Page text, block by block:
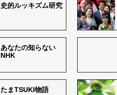
史的ルッキズム研究
あなたの知らない
NHK
たまTSUKI物語